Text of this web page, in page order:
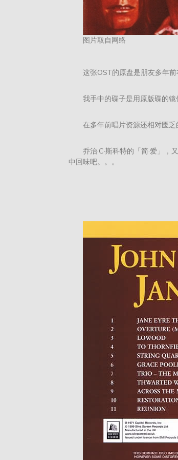
图片取自网络
这张OST的原盘是朋友多年前
我手中的碟子是用原版碟的镜
在多年前唱片资源还相对匮乏
乔治·C·斯科特的「简·爱」，
中回味吧。。。